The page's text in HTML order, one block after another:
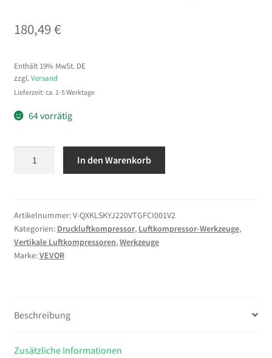
180,49€
Enthält 19% MwSt. DE
zzgl. Versand
Lieferzeit: ca. 1-5 Werktage
64 vorrätig
L,
Luftkompressor
2
PS,
6,2
Max.
In den Warenkorb
Artikelnummer:V-QXKLSKYJ220VTGFCI001V2
Kategorien: Druckluftkompressor, Luftkompressor-Werkzeuge,
Vertikale Luftkompressoren,Werkzeuge
Marke:VEVOR
Beschreibung
Zusätzliche Informationen